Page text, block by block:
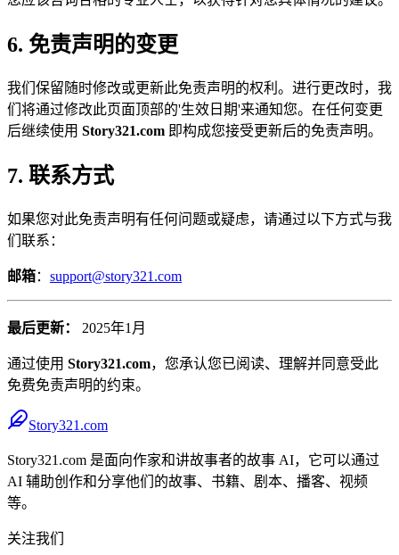
6. 免责声明的变更
我们保留随时修改或更新此免责声明的权利。进行更改时，我
们将通过修改此页面顶部的'生效日期'来通知您。在任何变更
后继续使用 Story321.com 即构成您接受更新后的免责声明。
7. 联系方式
如果您对此免责声明有任何问题或疑虑，请通过以下方式与我
们联系：
邮箱： support@story321.com
最后更新： 2025年1月
通过使用 Story321.com，您承认您已阅读、理解并同意受此
免费免责声明的约束。
Story321.com
Story321.com 是面向作家和讲故事者的故事 AI，它可以通过
AI 辅助创作和分享他们的故事、书籍、剧本、播客、视频
等。
关注我们